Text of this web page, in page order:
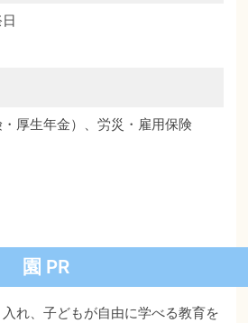
・厚生年金）、労災・雇用保険
園 PR
れ、子どもが自由に学べる教育を